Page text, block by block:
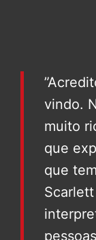
vindo.
muito
que
que